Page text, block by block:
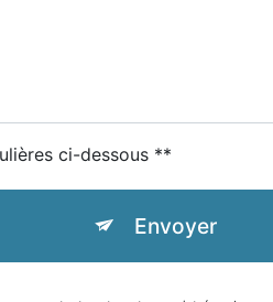
ci-dessous **
Envoyer